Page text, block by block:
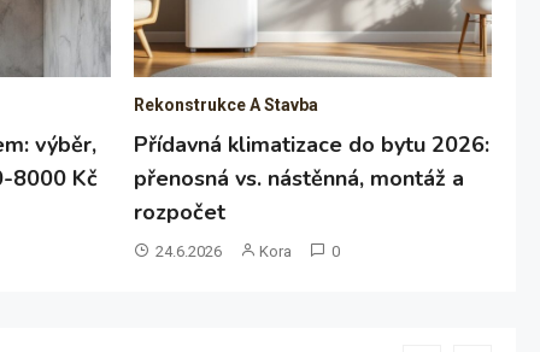
výběr,
8000 Kč
Rekonstrukce A Stavba
Přídavná klimatizace do bytu 2026:
přenosná vs. nástěnná, montáž a
rozpočet
24.6.2026 Kora 0